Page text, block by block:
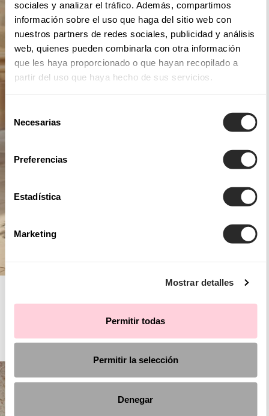
sociales y analizar el tráfico. Además, compartimos
información sobre el uso que haga del sitio web con
nuestros partners de redes sociales, publicidad y análisis
web, quienes pueden combinarla con otra información
que les haya proporcionado o que hayan recopilado a
partir del uso que haya hecho de sus servicios.
Necesarias
Preferencias
Estadística
Marketing
Mostrar detalles
Permitir todas
Permitir la selección
Denegar
FÊTE